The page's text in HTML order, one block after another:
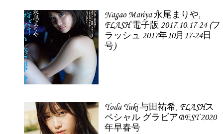
Nagao Mariya 永尾まりや,
FLASH 電子版 2017.10.17-24 (フ
ラッシュ 2017年10月17-24日
号)
Yoda Yuki 与田祐希, FLASHス
ペシャル グラビアBEST 2020
年早春号